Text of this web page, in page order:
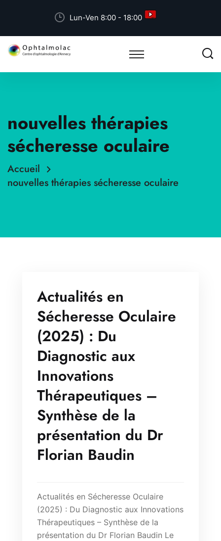
Lun-Ven 8:00 - 18:00
nouvelles thérapies
sécheresse oculaire
Accueil
nouvelles thérapies sécheresse oculaire
Actualités en
Sécheresse Oculaire
(2025) : Du
Diagnostic aux
Innovations
Thérapeutiques –
Synthèse de la
présentation du Dr
Florian Baudin
Actualités en Sécheresse Oculaire
(2025) : Du Diagnostic aux Innovations
Thérapeutiques – Synthèse de la
présentation du Dr Florian Baudin Le